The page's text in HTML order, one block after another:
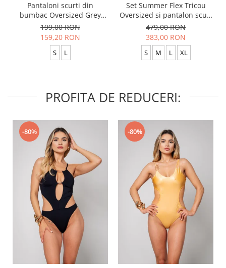
Pantaloni scurti din
bumbac Oversized Grey
Anthracite
199,00 RON
159,20 RON
S L
Set Summer Flex Tricou
Oversized si pantalon scurt
Baggy Black
479,00 RON
383,00 RON
S M L XL
PROFITA DE REDUCERI:
-80% -80%